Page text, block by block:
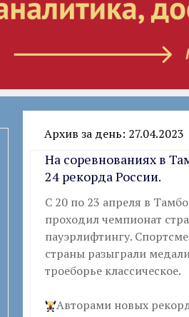
Архив за день: 27.04.2023
На соревнованиях в
24 рекорда России.
С 20 по 23 апреля в
проходил чемпионат
пауэрлифтингу.
страны разыграли
троеборье классическое.
Авторами новых